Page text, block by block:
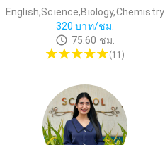
English,Science,Biology,Chemistry
320 บาท/ชม.
75.60 ชม.
(11)